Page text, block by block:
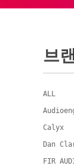
브
ALL
Calyx
Dan
FIR